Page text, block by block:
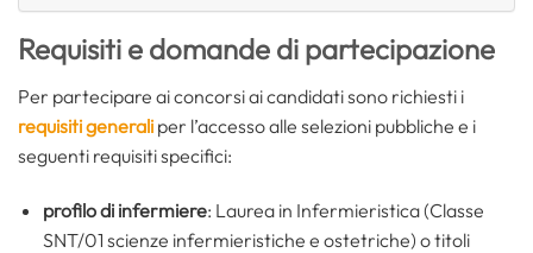
Requisiti e domande di partecipazione
Per partecipare ai concorsi ai candidati sono richiesti i
requisiti generali per l’accesso alle selezioni pubbliche e i
seguenti requisiti specifici:
profilo di infermiere: Laurea in Infermieristica (Classe
SNT/01 scienze infermieristiche e ostetriche) o titoli